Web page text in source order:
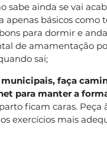
sabe ainda se vai
apenas básicos como
para dormir e
de amamentação
sai;
municipais, faça
para manter a
ficam caras. Peça
exercícios mais